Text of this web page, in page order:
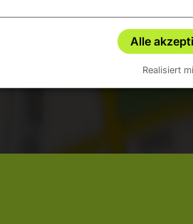
bereitgestellte externe Inhalte
Alle
Realisiert